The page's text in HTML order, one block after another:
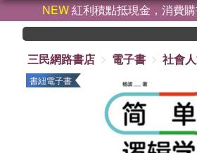
NEW紅利積點抵現金，消費
三民網路書店
電子書 社會
書紐電子書